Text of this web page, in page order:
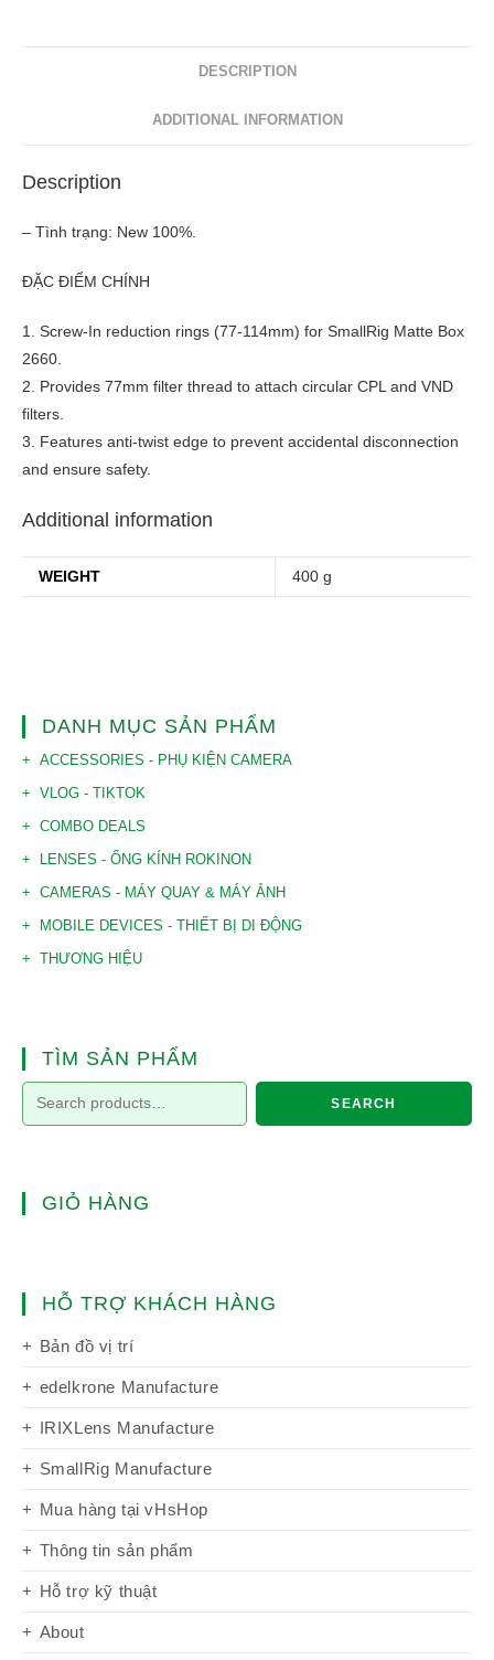
DESCRIPTION
ADDITIONAL INFORMATION
Description
– Tình trạng: New 100%.
ĐẶC ĐIỂM CHÍNH
1. Screw-In reduction rings (77-114mm) for SmallRig Matte Box
2660.
2. Provides 77mm filter thread to attach circular CPL and VND
filters.
3. Features anti-twist edge to prevent accidental disconnection
and ensure safety.
Additional information
WEIGHT 400 g
DANH MỤC SẢN PHẨM
ACCESSORIES - PHỤ KIỆN CAMERA
VLOG - TIKTOK
COMBO DEALS
LENSES - ỐNG KÍNH ROKINON
CAMERAS - MÁY QUAY & MÁY ẢNH
MOBILE DEVICES - THIẾT BỊ DI ĐỘNG
THƯƠNG HIỆU
TÌM SẢN PHẨM
SEARCH
GIỎ HÀNG
HỖ TRỢ KHÁCH HÀNG
Bản đồ vị trí
edelkrone Manufacture
IRIXLens Manufacture
SmallRig Manufacture
Mua hàng tại vHsHop
Thông tin sản phẩm
Hỗ trợ kỹ thuật
About